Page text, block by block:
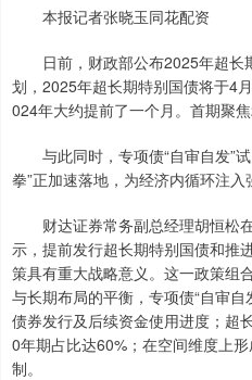
本报记者张晓玉同花配资
日前，财政部公布2025年超长
划，2025年超长期特别国债将于4
024年大约提前了一个月。首期聚焦
与此同时，专项债“自审自发”试
拳”正加速落地，为经济内循环注入
财达证券常务副总经理胡恒松
示，提前发行超长期特别国债和推
策具有重大战略意义。这一政策组
与长期布局的平衡，专项债“自审
债券发行及后续资金使用进度；超
0年期占比达60%；在空间维度上
制。